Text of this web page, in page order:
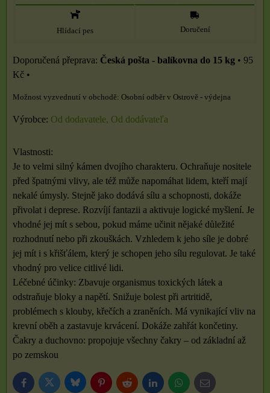
Hlídací pes Doručení
Česká pošta - balíkovna do 15 kg • 95
Kč •
Osobní odběr v Ostrově - výdejna
Výrobce: Od dodavatele, Od dodávateľa
Vlastnosti:
Je to velmi silný kámen dvojího charakteru. Ochraňuje nositele
před špatnými vlivy, ale též může napomáhat lidem, kteří mají
nekalé úmysly. Stejně jako dodává sílu a schopnosti, dokáže
přivolat i deprese. Rozvíjí fantazii a aktivuje logické myšlení. Je
vhodné jej mít s sebou, pokud máme učinit nějaké důležité
rozhodnutí nebo při zkouškách. Vzhledem k jeho síle je dobré
jej mít i s křišťálem, který je schopen jeho sílu regulovat. Je také
vhodný pro velice citlivé lidi.
Léčebné účinky: Zbavuje organismus toxických látek a
odstraňuje bloky a napětí. Snižuje bolest při artritidě,
problémech s klouby, křečích a zraněních. Má vynikající vliv na
krevní oběh a zastavuje krvácení. Dokáže zahřát končetiny.
Čakry a duchovno: propojuje všechny čakry – od základní až
po zemskou
FacebookTwitter BlueskyPinterestReddit LinkedInWhatsApp
E-